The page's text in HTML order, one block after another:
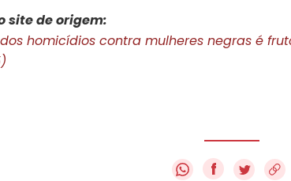
site de origem:
homicídios contra mulheres negras é
f